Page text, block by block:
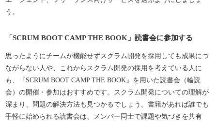
う。
「SCRUM BOOT CAMP THE BOOK」読書会に参加する
思ったようにチームが機能せずスクラム開発を採用しても成果につ
ながらない人や、これからスクラム開発の採用を考えている人に
も、『SCRUM BOOT CAMP THE BOOK』を用いた読書会（輪読
会）の開催・参加はおすすめです。スクラム開発についての理解が
深まり、問題の解決方法も見つかるでしょう。書籍があれば誰でも
手軽に始められる読書会は、メンバー同士で課題や気づきを共有